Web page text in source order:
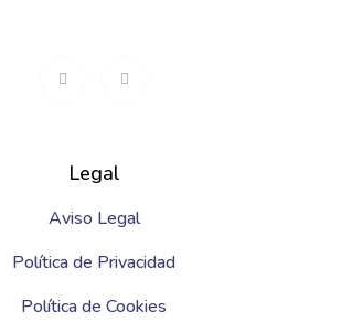
Legal
Aviso Legal
Política de Privacidad
Política de Cookies